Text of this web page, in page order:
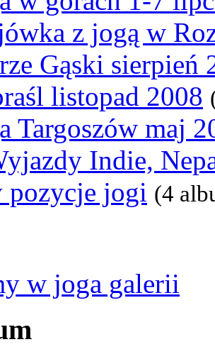
z jogą w
Gąski sierpień
listopad 2008
Targoszów maj
Indie,
pozycje jogi (4
w joga galerii